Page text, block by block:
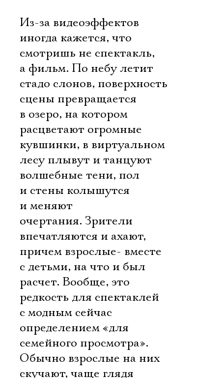
Из-за видеоэффектов
иногда кажется, что
смотришь не спектакль,
а фильм. По небу летит
стадо слонов, поверхность
сцены превращается
в озеро, на котором
расцветают огромные
кувшинки, в виртуальном
лесу плывут и танцуют
волшебные тени, пол
и стены колышутся
и меняют
очертания. Зрители
впечатляются и ахают,
причем взрослые- вместе
с детьми, на что и был
расчет. Вообще, это
редкость для спектаклей
с модным сейчас
определением «для
семейного просмотра».
Обычно взрослые на них
скучают, чаще глядя